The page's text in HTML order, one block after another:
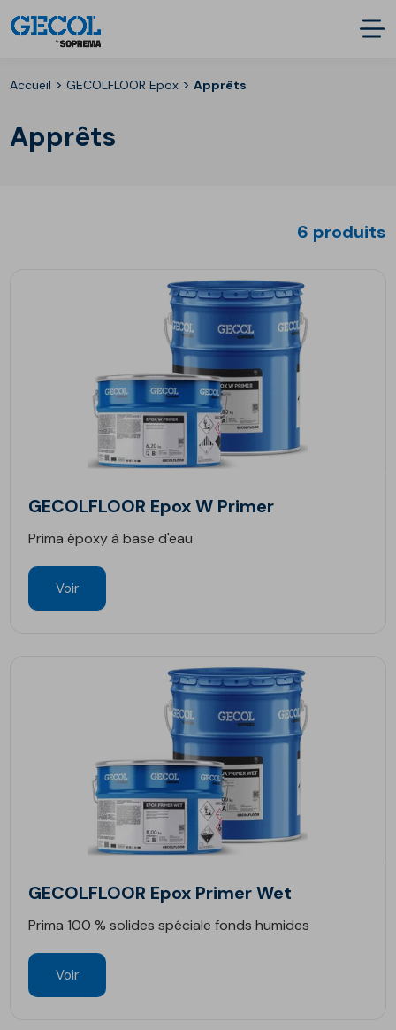
Accueil >GECOLFLOOR Epox >Apprêts
Apprêts
6 produits
GECOLFLOOR Epox W Primer
Prima époxy à base d'eau
Voir
GECOLFLOOR Epox Primer Wet
Prima 100 % solides spéciale fonds humides
Voir